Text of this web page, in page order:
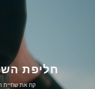
חליפת
קח את שחיית